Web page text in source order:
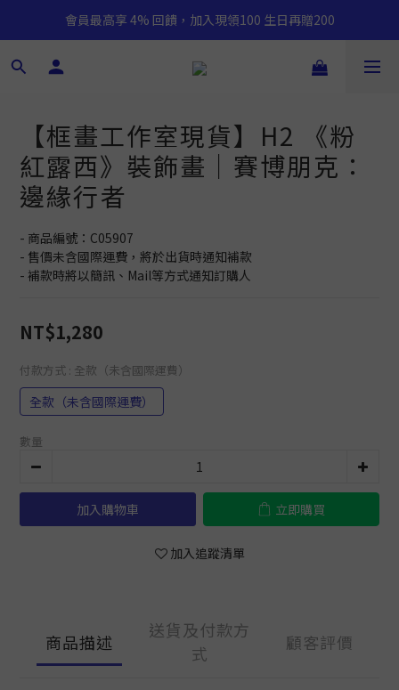
會員最高享 4% 回饋，加入現領100 生日再贈200
【框畫工作室現貨】H2 《粉
紅露西》裝飾畫｜賽博朋克：
邊緣行者
- 商品編號：C05907
- 售價未含國際運費，將於出貨時通知補款
- 補款時將以簡訊、Mail等方式通知訂購人
NT$1,280
付款方式 : 全款（未含國際運費）
全款（未含國際運費）
數量
加入購物車 立即購買
加入追蹤清單
商品描述
送貨及付款方
式
顧客評價